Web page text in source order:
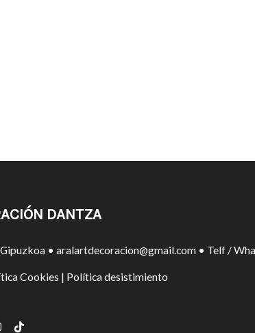
DANTZA
• aralartdecoracion@gmail.com • Telf /
Cookies | Política desistimiento